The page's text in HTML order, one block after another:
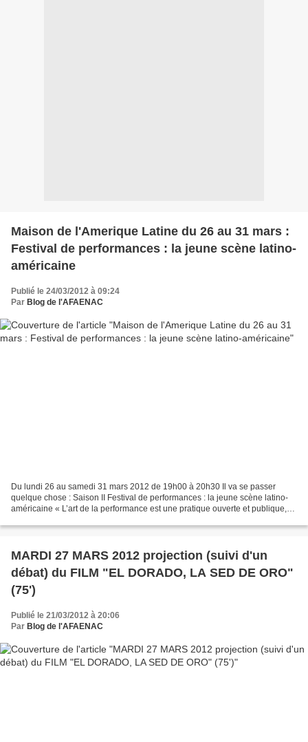
Maison de l'Amerique Latine du 26 au 31 mars :
Festival de performances : la jeune scène latino-
américaine
Publié le 24/03/2012 à 09:24
Par Blog de l'AFAENAC
Du lundi 26 au samedi 31 mars 2012 de 19h00 à 20h30 Il va se passer
quelque chose : Saison II Festival de performances : la jeune scène latino-
américaine « L’art de la performance est une pratique ouverte et publique,
MARDI 27 MARS 2012 projection (suivi d'un
débat) du FILM "EL DORADO, LA SED DE ORO"
(75')
Publié le 21/03/2012 à 20:06
Par Blog de l'AFAENAC